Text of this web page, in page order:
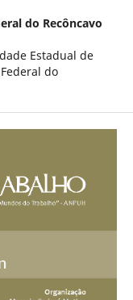
do Recôncavo
Estadual de
do